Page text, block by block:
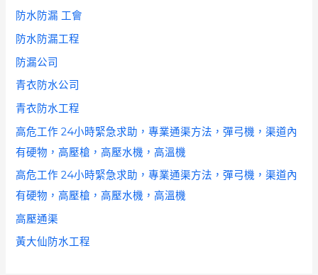
防水防漏 工會
防水防漏工程
防漏公司
青衣防水公司
青衣防水工程
高危工作 24小時緊急求助，專業通渠方法，彈弓機，渠道內
有硬物，高壓槍，高壓水機，高溫機
高危工作 24小時緊急求助，專業通渠方法，彈弓機，渠道內
有硬物，高壓槍，高壓水機，高溫機
高壓通渠
黃大仙防水工程